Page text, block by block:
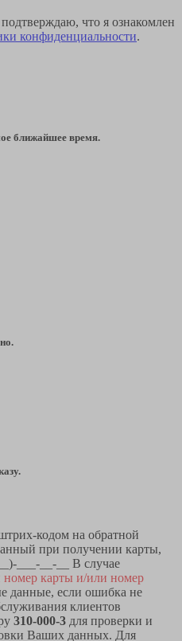
что я ознакомлен
конфиденциальности.
ближайшее время.
кодом на обратной
при получении карты,
___-__-__ В случае
карты и/или номер
данные, если ошибка не
клиентов
310-000-3 для проверки и
Ваших данных. Для